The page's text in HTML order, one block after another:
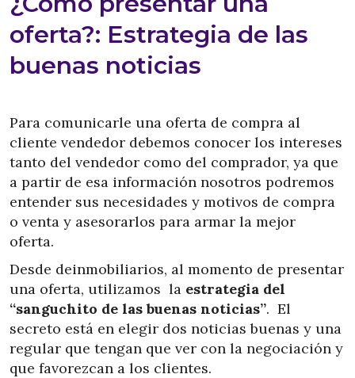
oferta?: Estrategia de las
buenas noticias
Para comunicarle una oferta de compra al
cliente vendedor debemos conocer los intereses
tanto del vendedor como del comprador, ya que
a partir de esa información nosotros podremos
entender sus necesidades y motivos de compra
o venta y asesorarlos para armar la mejor
oferta.
Desde deinmobiliarios, al momento de presentar
una oferta, utilizamos la estrategia del
“sanguchito de las buenas noticias”. El
secreto está en elegir dos noticias buenas y una
regular que tengan que ver con la negociación y
que favorezcan a los clientes.